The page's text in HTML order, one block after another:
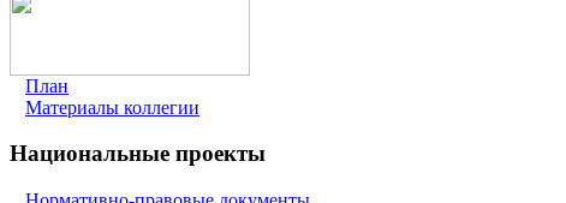
План
Материалы коллегии
Национальные проекты